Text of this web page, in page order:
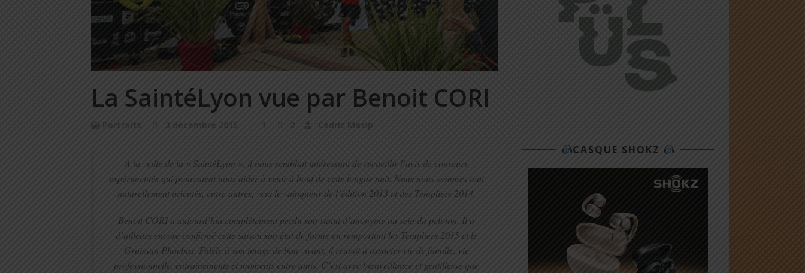
La SaintéLyon vue par Benoit CORI
Portraits 3 décembre 2015 1 2 Cédric Masip
A la veille de la « SaintéLyon », il nous semblait intéressant de recueillir l’avis de coureurs
expérimentés qui pourraient nous aider à venir à bout de cette longue nuit. Nous nous sommes tout
naturellement orientés, entre autres, vers le vainqueur de l’édition 2013 et des Templiers 2014.
Benoit CORI a aujourd’hui complétement perdu son statut d’anonyme au sein du peloton. Il a
d’ailleurs encore confirmé cette saison son état de forme en remportant les Templiers 2015 et le
Gruissan Phoebus. Fidèle à son image de bon vivant, il réussit à associer vie de famille, vie
professionnelle, entrainements et moments entre amis. C’est avec bienveillance et gentillesse que
CASQUE SHOKZ